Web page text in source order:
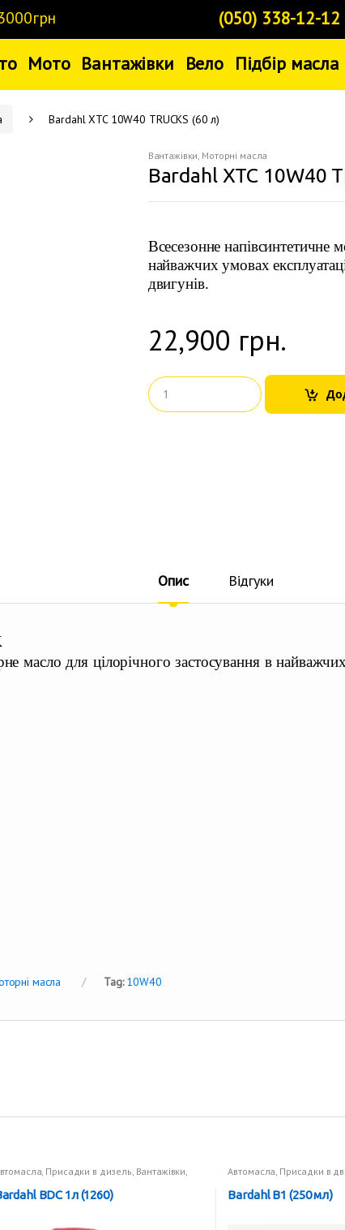
(050) 338-12-12
Мото Вантажівки Вело Підбір масла
Bardahl XTC 10W40 TRUCKS (60 л)
Вантажівки, Моторні масла
Bardahl XTC 10W40
Всесезонне напівсинтетичне
найважчих умовах
двигунів.
22,900 грн.
Опис Відгуки
масло для цілорічного застосування в
масла Tag:10W40
, Присадки в дизель, Вантажівки,
BDC 1л (1260)
Автомасла, Присадки в
Bardahl B1 (250 мл)